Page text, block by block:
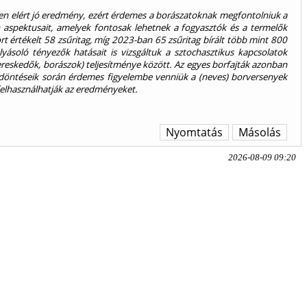
elért jó eredmény, ezért érdemes a borászatoknak megfontolniuk a
amelyek fontosak lehetnek a fogyasztók és a termelők
értékelt 58 zsűritag, míg 2023-ban 65 zsűritag bírált több mint 800
tényezők hatásait is vizsgáltuk a sztochasztikus kapcsolatok
borászok) teljesítménye között. Az egyes borfajták azonban
során érdemes figyelembe venniük a (neves) borversenyek
az eredményeket.
Másolás
Nyomtatás
2026-08-09 09:20